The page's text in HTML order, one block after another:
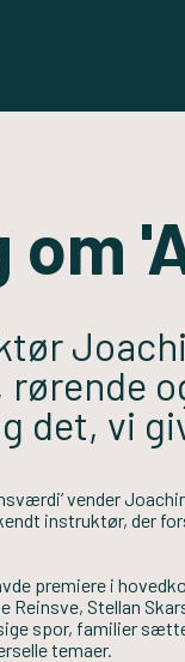
om
rørende
det, vi
vender
instruktør, der
premiere i
Reinsve, Stellan
spor, familier
temaer.